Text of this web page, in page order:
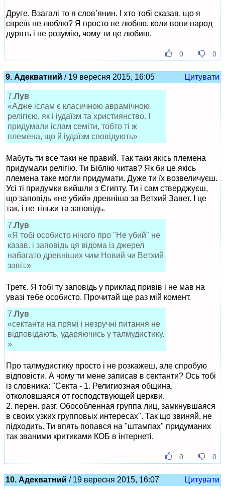
Друге. Взагалі то я слов’янин. І хто тобі сказав, що я
євреїв не люблю? Я просто не люблю, коли вони народ
дурять і не розумію, чому ти це любиш.
0 0
9. Адекватний / 19 вересня 2015, 16:05 Цитувати
7.Лув
«Адже іслам є класичною аврамічною
релігією, як і іудаїзм та християнство. І
придумали іслам семіти, тобто ті ж
племена, що й іудаїзм сповідують»
Мабуть ти все таки не правий. Так таки якісь племена
придумали релігію. Ти Біблію читав? Як би це якісь
племена таке могли придумати. Дуже ти їх возвеличуєш.
Усі ті придумки вийшли з Єгипту. Ти і сам стверджуєш,
що заповідь «не убий» древніша за Ветхий Завет. І це
так, і не тільки та заповідь.
7.Лув
«Я тобі особисто нічого про "Не убий" не
казав. і заповідь ця відома із джерел
набагато древніших чим Новий чи Ветхий
завіт.»
Третє. Я тобі ту заповідь у приклад привів і не мав на
увазі тебе особисто. Прочитай ще раз мій комент.
7.Лув
«сектанти на прямі і незручні питання не
відповідають, ударяючись у талмудистику.
»
Про талмудистику просто і не розкажеш, але спробую
відповісти. А чому ти мене записав в сектанти? Ось тобі
із словника: "Секта - 1. Религиозная община,
отколовшаяся от господствующей церкви.
2. перен. разг. Обособленная группа лиц, замкнувшаяся
в своих узких групповых интересах". Так що звиняй, не
підходить. Ти впять попався на "штампах" придуманих
так званими критиками КОБ в інтернеті.
0 0
10. Адекватний / 19 вересня 2015, 16:07 Цитувати